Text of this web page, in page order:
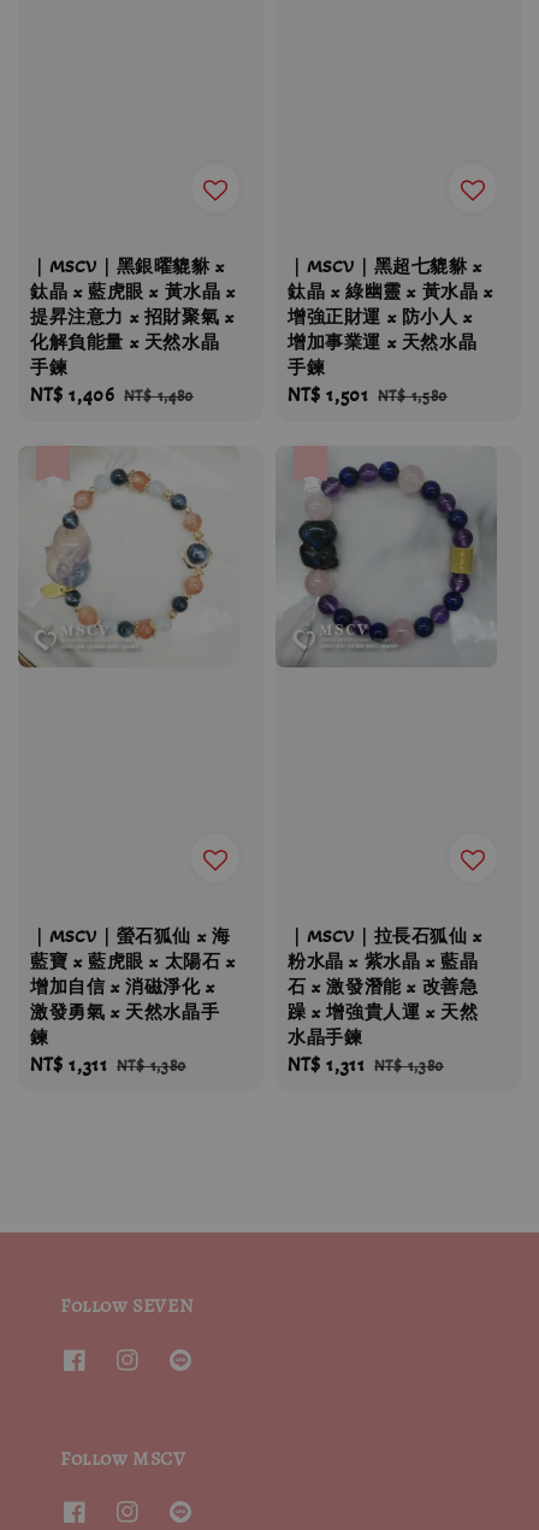
｜MSCV｜黑銀曜貔貅 x
鈦晶 x 藍虎眼 x 黃水晶 x
提昇注意力 x 招財聚氣 x
化解負能量 x 天然水晶
手鍊
Sale
NT$ 1,406 Regular
NT$ 1,480
｜MSCV｜黑超七貔貅 x
鈦晶 x 綠幽靈 x 黃水晶 x
增強正財運 x 防小人 x
增加事業運 x 天然水晶
手鍊
Sale
NT$ 1,501 Regular
NT$ 1,580
｜MSCV｜螢石狐仙 x 海
藍寶 x 藍虎眼 x 太陽石 x
增加自信 x 消磁淨化 x
激發勇氣 x 天然水晶手
鍊
Sale
NT$ 1,311 Regular
NT$ 1,380
｜MSCV｜拉長石狐仙 x
粉水晶 x 紫水晶 x 藍晶
石 x 激發潛能 x 改善急
躁 x 增強貴人運 x 天然
水晶手鍊
Sale
NT$ 1,311 Regular
NT$ 1,380
Follow SEVEN
Follow MSCV